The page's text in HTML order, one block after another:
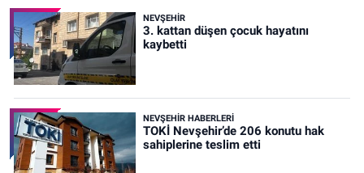
NEVŞEHIR
3. kattan düşen çocuk hayatını
kaybetti
NEVŞEHIR HABERLERI
TOKİ Nevşehir’de 206 konutu hak
sahiplerine teslim etti